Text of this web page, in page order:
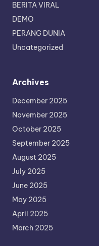
BERITA VIRAL
DEMO
PERANG DUNIA
Uncategorized
Archives
December 2025
November 2025
October 2025
September 2025
August 2025
July 2025
June 2025
May 2025
April 2025
March 2025